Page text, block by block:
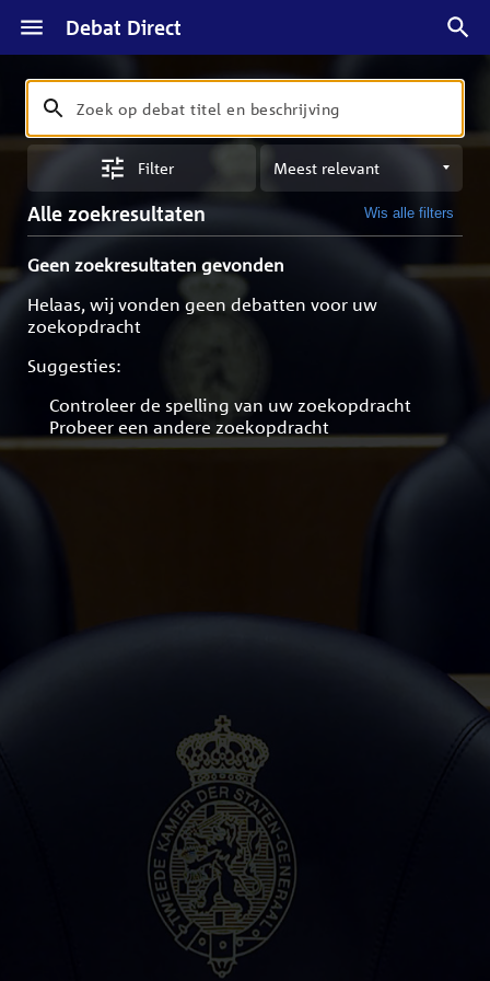
Debat Direct
Zoeken
Zoek
op
en
beschrijving
Filter
Sorteren
op
meest
Alle zoekresultaten Wis alle filters
Geen zoekresultaten gevonden
Helaas, wij vonden geen debatten voor uw
zoekopdracht
Suggesties:
Controleer de spelling van uw zoekopdracht
Probeer een andere zoekopdracht